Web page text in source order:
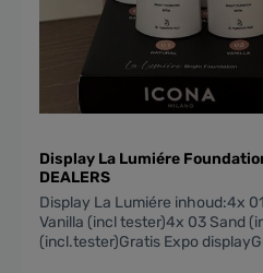
Display La Lumiére
DEALERS
Display La Lumiére inhoud:4x
Vanilla (incl tester)4x 03 Sand
(incl.tester)Gratis Expo